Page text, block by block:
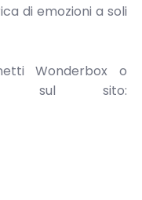
di emozioni a soli
Wonderbox o
sul sito: